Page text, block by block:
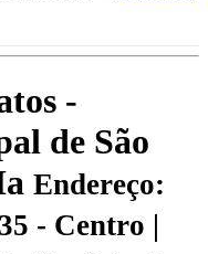
-
de São
Endereço:
- Centro |